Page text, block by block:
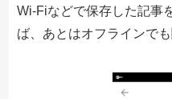
Wi-Fiなどで保存した記事
ば、あとはオフラインでも